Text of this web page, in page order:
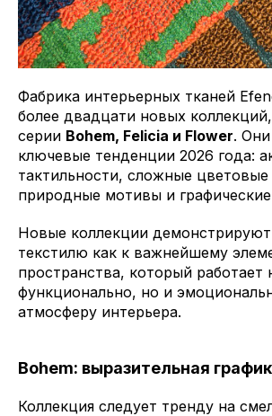
Фабрика интерьерных тканей
более двадцати новых
серии Bohem, Felicia и Flower.
ключевые тенденции 2026 года:
тактильности, сложные цветовые
природные мотивы и
Новые коллекции
текстилю как к важнейшему
пространства, который работает
функционально, но и
атмосферу интерьера.
Bohem: выразительная
Коллекция следует тренду на